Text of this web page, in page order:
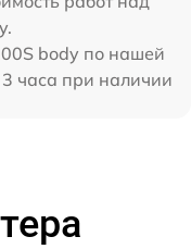
body по нашей
3 часа при наличии